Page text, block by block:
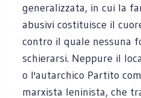
generalizzata, in cui la
abusivi costituisce il
contro il quale nessuna
schierarsi. Neppure il
o l'autarchico Partito
marxista leninista, che